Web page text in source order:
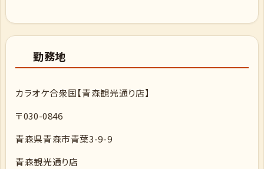
勤務地
カラオケ合衆国【青森観光通り店】
〒030-0846
青森県青森市青葉3-9-9
青森観光通り店